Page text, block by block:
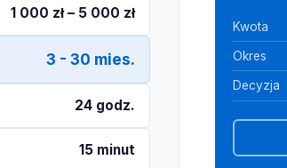
1 000 zł – 5 000 zł
3 - 30 mies.
24 godz.
15 minut
Kwota
Okres
Decyzja